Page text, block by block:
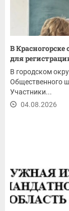
В
для
В городском
Общественного
Участники...
04.08.2026